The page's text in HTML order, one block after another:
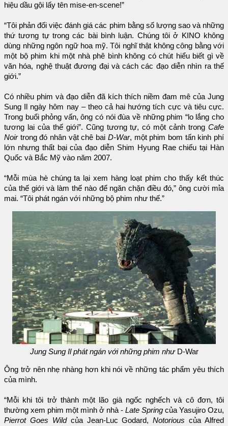
hiệu dầu gội lấy tên mise-en-scene!”
“Tôi phản đối việc đánh giá các phim bằng số lượng sao và những
thứ tương tự trong các bài bình luận. Chúng tôi ở KINO không
dùng những ngôn ngữ hoa mỹ. Tôi nghĩ thật không công bằng với
một bộ phim khi một nhà phê bình không có chút hiểu biết gì về
văn hóa, nghệ thuật đương đại và cách các đạo diễn nhìn ra thế
giới.”
Có nhiều phim và đạo diễn đã kích thích niềm đam mê của Jung
Sung Il ngày hôm nay – theo cả hai hướng tích cực và tiêu cực.
Trong buổi phỏng vấn, ông có nói đùa về những phim “lo lắng cho
tương lai của thế giới”. Cũng tương tự, có một cảnh trong Cafe
Noirtrong đó nhân vật chê bai D-War, một phim bom tấn kinh phí
lớn nhưng thất bại của đạo diễn Shim Hyung Rae chiếu tại Hàn
Quốc và Bắc Mỹ vào năm 2007.
“Mỗi mùa hè chúng ta lại xem hàng loạt phim cho thấy kết thúc
của thế giới và làm thế nào để ngăn chặn điều đó,” ông cười mỉa
mai. “Tôi phát ngán với những bộ phim như thế.”
Jung Sung Il phát ngán với những phim như D-War
Ông trở nên nhẹ nhàng hơn khi nói về những tác phẩm yêu thích
của mình.
“Mỗi khi tôi trở thành một lão già ngốc nghếch và cô đơn, tôi
thường xem phim một mình ở nhà - Late Spring của Yasujiro Ozu,
Pierrot Goes Wildcủa Jean-Luc Godard,Notorious của Alfred